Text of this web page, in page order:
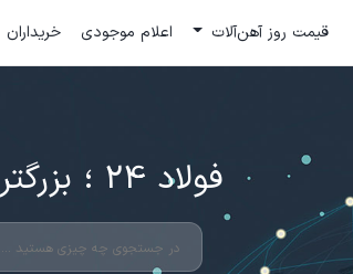
قیمت روز آهن‌آلات اعلام موجودی خریداران
فولاد 24 ؛ بزرگترین مرکز تجارت آنلاین فلزات